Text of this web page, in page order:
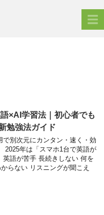
語×AI学習法｜初心者でも
勉強法ガイド
別次元にカンタン・速く・効
2025年は「スマホ1台で英語が
英語が苦手 長続きしない 何を
らない リスニングが聞こえ